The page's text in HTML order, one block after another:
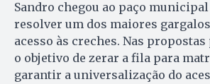
Sandro chegou ao paço
resolver um dos maiores gargalos
acesso às creches. Nas
o objetivo de zerar a fila para
garantir a universalização do